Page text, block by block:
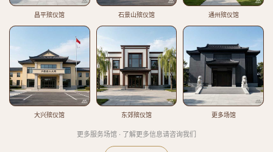
昌平殡仪馆 石景山殡仪馆 通州殡仪馆
大兴殡仪馆 东郊殡仪馆 更多场馆
更多服务场馆 · 了解更多信息请咨询我们